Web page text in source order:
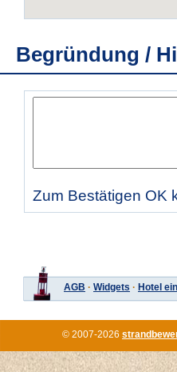
Begründung /
Zum Bestätigen OK
AGB · Widgets · Hotel
© 2007-2026